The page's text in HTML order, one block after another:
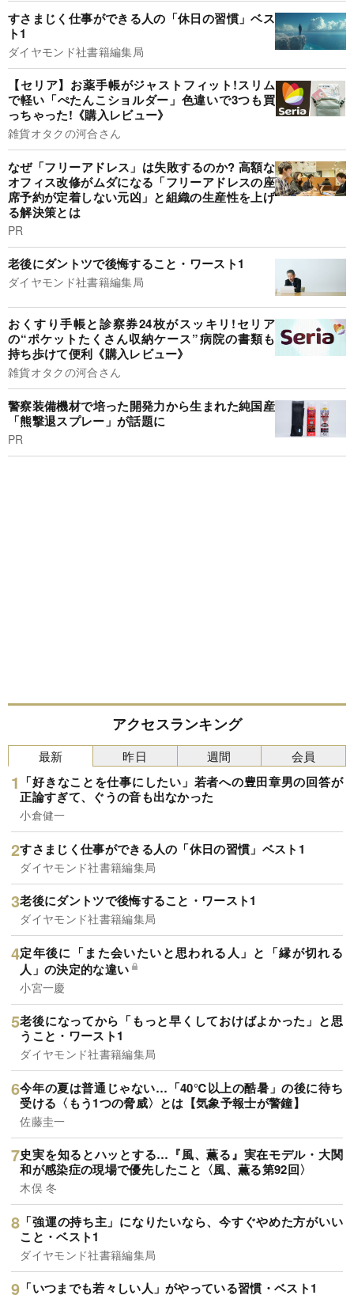
すさまじく仕事ができる人の「休日の習慣」ベス
ト1
ダイヤモンド社書籍編集局
【セリア】お薬手帳がジャストフィット!スリム
で軽い「ぺたんこショルダー」色違いで3つも買
っちゃった!《購入レビュー》
雑貨オタクの河合さん
なぜ「フリーアドレス」は失敗するのか? 高額な
オフィス改修がムダになる「フリーアドレスの座
席予約が定着しない元凶」と組織の生産性を上げ
る解決策とは
PR
老後にダントツで後悔すること・ワースト1
ダイヤモンド社書籍編集局
おくすり手帳と診察券24枚がスッキリ!セリア
の“ポケットたくさん収納ケース”病院の書類も
持ち歩けて便利《購入レビュー》
雑貨オタクの河合さん
警察装備機材で培った開発力から生まれた純国産
「熊撃退スプレー」が話題に
PR
アクセスランキング
最新
「好きなことを仕事にしたい」若者への豊田章男の回答が
正論すぎて、ぐうの音も出なかった
小倉健一
すさまじく仕事ができる人の「休日の習慣」ベスト1
ダイヤモンド社書籍編集局
老後にダントツで後悔すること・ワースト1
ダイヤモンド社書籍編集局
定年後に「また会いたいと思われる人」と「縁が切れる
人」の決定的な違い
小宮一慶
老後になってから「もっと早くしておけばよかった」と思
うこと・ワースト1
ダイヤモンド社書籍編集局
今年の夏は普通じゃない…「40℃以上の酷暑」の後に待ち
受ける〈もう1つの脅威〉とは【気象予報士が警鐘】
佐藤圭一
史実を知るとハッとする…『風、薫る』実在モデル・大関
和が感染症の現場で優先したこと〈風、薫る第92回〉
木俣 冬
「強運の持ち主」になりたいなら、今すぐやめた方がいい
こと・ベスト1
ダイヤモンド社書籍編集局
「いつまでも若々しい人」がやっている習慣・ベスト1
昨日 週間 会員